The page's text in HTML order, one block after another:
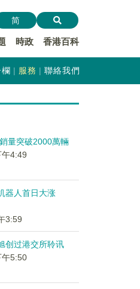
時政 香港百科
简
服務 聯絡我們
量突破2000萬輛
4:49
器人首日大涨
3:59
创过港交所聆讯
午5:50